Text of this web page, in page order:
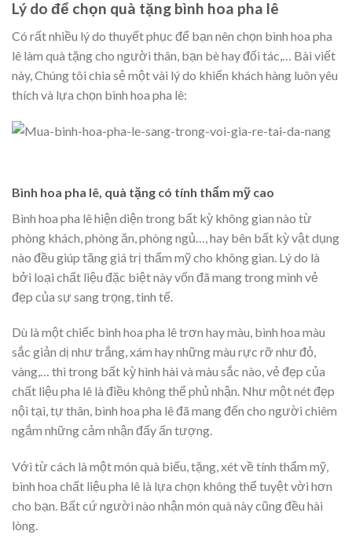
Lý do để chọn quà tặng bình hoa pha lê
Có rất nhiều lý do thuyết phục để bạn nên chọn bình hoa pha
lê làm quà tặng cho người thân, bạn bè hay đối tác,… Bài viết
này, Chúng tôi chia sẻ một vài lý do khiến khách hàng luôn yêu
thích và lựa chọn bình hoa pha lê:
Bình hoa pha lê, quà tặng có tính thẩm mỹ cao
Bình hoa pha lê hiện diện trong bất kỳ không gian nào từ
phòng khách, phòng ăn, phòng ngủ…, hay bên bất kỳ vật dụng
nào đều giúp tăng giá trị thẩm mỹ cho không gian. Lý do là
bởi loại chất liệu đặc biệt này vốn đã mang trong mình vẻ
đẹp của sự sang trọng, tinh tế.
Dù là một chiếc bình hoa pha lê trơn hay màu, bình hoa màu
sắc giản dị như trắng, xám hay những màu rực rỡ như đỏ,
vàng,… thì trong bất kỳ hình hài và màu sắc nào, vẻ đẹp của
chất liệu pha lê là điều không thể phủ nhận. Như một nét đẹp
nội tại, tự thân, bình hoa pha lê đã mang đến cho người chiêm
ngắm những cảm nhận đấy ấn tượng.
Với từ cách là một món quà biếu, tặng, xét về tính thẩm mỹ,
bình hoa chất liệu pha lê là lựa chọn không thể tuyệt vời hơn
cho bạn. Bất cứ người nào nhận món quà này cũng đều hài
lòng.